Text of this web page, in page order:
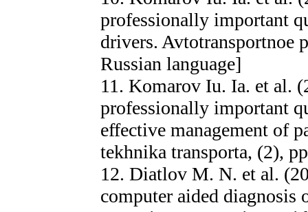
professionally important
drivers. Avtotransportnoe
Russian language]
11. Komarov Iu. Ia. et al.
professionally important
effective management of
tekhnika transporta, (2),
12. Diatlov M. N. et al.
computer aided diagnosis